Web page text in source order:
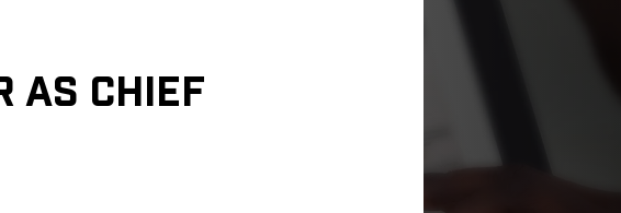
AS CHIEF